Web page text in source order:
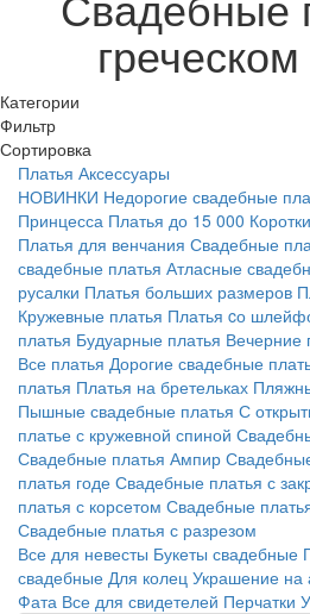
Категории
Фильтр
Сортировка
Платья Аксессуары
НОВИНКИ Недорогие свадебные
Принцесса Платья до 15 000
Платья для венчания Свадебные
свадебные платья Атласные
русалки Платья больших размеров
Кружевные платья Платья cо
платья Будуарные платья Вечерние
Все платья Дорогие свадебные
платья Платья на бретельках
Пышные свадебные платья С
платье с кружевной спиной
Свадебные платья Ампир
платья годе Свадебные платья с
платья с корсетом Свадебные
Свадебные платья с разрезом
Все для невесты Букеты свадебные
свадебные Для колец Украшение на
Фата Все для свидетелей Перчатки